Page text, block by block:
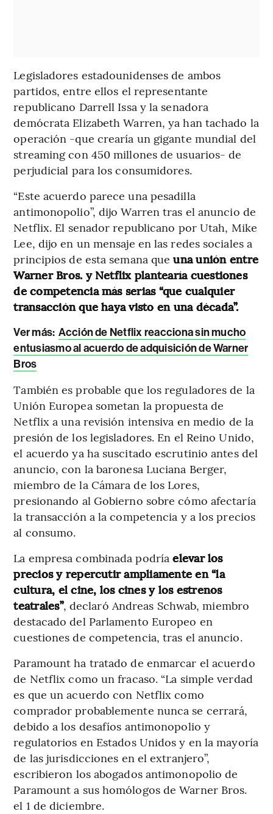
Legisladores estadounidenses de ambos
partidos, entre ellos el representante
republicano Darrell Issa y la senadora
demócrata Elizabeth Warren, ya han tachado la
operación -que crearía un gigante mundial del
streaming con 450 millones de usuarios- de
perjudicial para los consumidores.
“Este acuerdo parece una pesadilla
antimonopolio”, dijo Warren tras el anuncio de
Netflix. El senador republicano por Utah, Mike
Lee, dijo en un mensaje en las redes sociales a
principios de esta semana queuna unión entre
Warner Bros. y Netflix plantearía cuestiones
de competencia más serias “que cualquier
transacción que haya visto en una década”.
Ver más: Acción de Netflix reacciona sin mucho
entusiasmo al acuerdo de adquisición de Warner
Bros
También es probable que los reguladores de la
Unión Europea sometan la propuesta de
Netflix a una revisión intensiva en medio de la
presión de los legisladores. En el Reino Unido,
el acuerdo ya ha suscitado escrutinio antes del
anuncio, con la baronesa Luciana Berger,
miembro de la Cámara de los Lores,
presionando al Gobierno sobre cómo afectaría
la transacción a la competencia y a los precios
al consumo.
La empresa combinada podría elevar los
precios y repercutir ampliamente en “la
cultura, el cine, los cines y los estrenos
teatrales”, declaró Andreas Schwab, miembro
destacado del Parlamento Europeo en
cuestiones de competencia, tras el anuncio.
Paramount ha tratado de enmarcar el acuerdo
de Netflix como un fracaso. “La simple verdad
es que un acuerdo con Netflix como
comprador probablemente nunca se cerrará,
debido a los desafíos antimonopolio y
regulatorios en Estados Unidos y en la mayoría
de las jurisdicciones en el extranjero”,
escribieron los abogados antimonopolio de
Paramount a sus homólogos de Warner Bros.
el 1 de diciembre.